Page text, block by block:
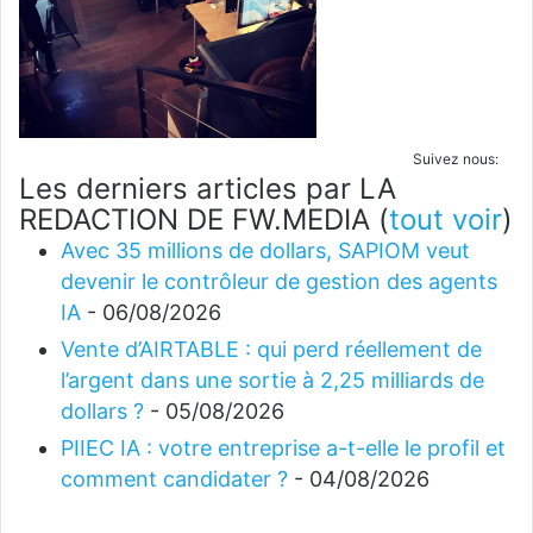
Suivez nous:
Les derniers articles par LA
REDACTION DE FW.MEDIA (tout voir)
Avec 35 millions de dollars, SAPIOM veut
devenir le contrôleur de gestion des agents
IA - 06/08/2026
Vente d’AIRTABLE : qui perd réellement de
l’argent dans une sortie à 2,25 milliards de
dollars ? - 05/08/2026
PIIEC IA : votre entreprise a-t-elle le profil et
comment candidater ? - 04/08/2026